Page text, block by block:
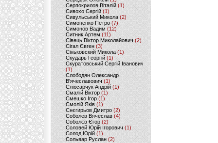
Серпокрилов Віталій(1)
Сивохо Сергій(1)
Сивульський Микола(2)
Симоненко Петро(7)
Симонов Вадим (12)
Ситник Артем(11)
Сівець Віктор Миколайович(2)
Сігал Євген (3)
Сіньковский Микола(1)
Скударь Георгій (1)
Скуратовський Сергій Іванович
(1)
Слободян Олександр
В'ячеславович(1)
Слюсарчук Андрій(1)
Смалій Віктор (1)
Смешко Ігор (1)
Смолій Яків (1)
Снєгирьов Дмитро (2)
Соболев Вячеслав (4)
Соболєв Єгор(2)
Соловей Юрій Ігорович (1)
Солод Юрій (1)
Сольвар Руслан (2)